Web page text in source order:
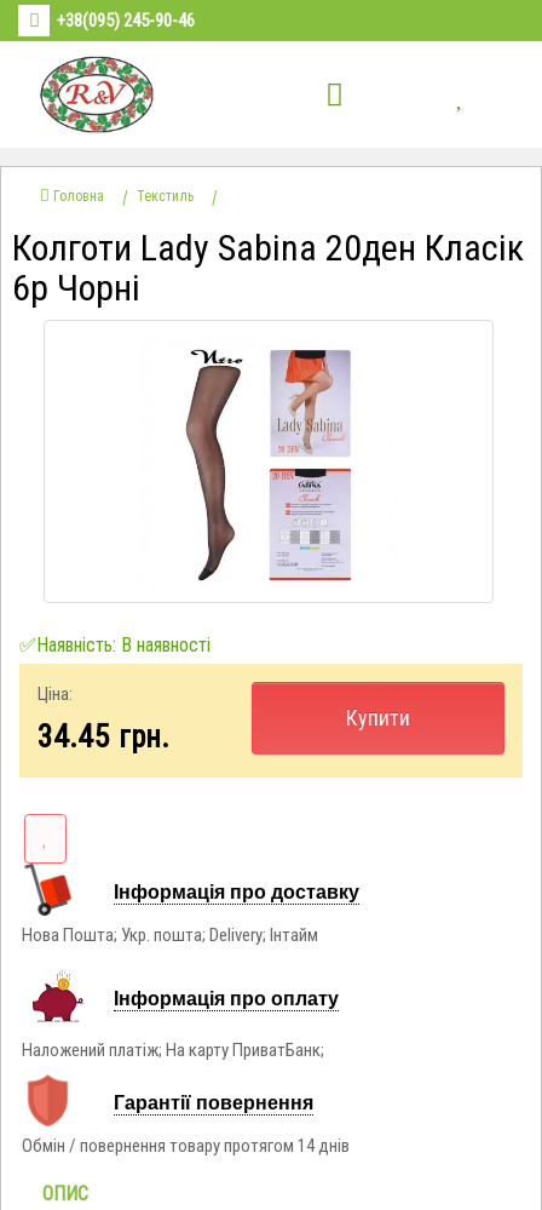
+38(095) 245-90-46
Головна Текстиль
Колготи Lady Sabina 20ден Класік
6р Чорні
✅Наявність: В наявності
Ціна:
34.45 грн.
Купити
Інформація про доставку
Нова Пошта; Укр. пошта; Delivery; Інтайм
Інформація про оплату
Наложений платіж; На карту ПриватБанк;
Гарантії повернення
Обмін / повернення товару протягом 14 днів
ОПИС